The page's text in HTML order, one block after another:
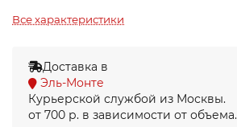
Все характеристики
Доставка в
Эль-Монте
Курьерской службой из Москвы.
от 700 р. в зависимости от объема.